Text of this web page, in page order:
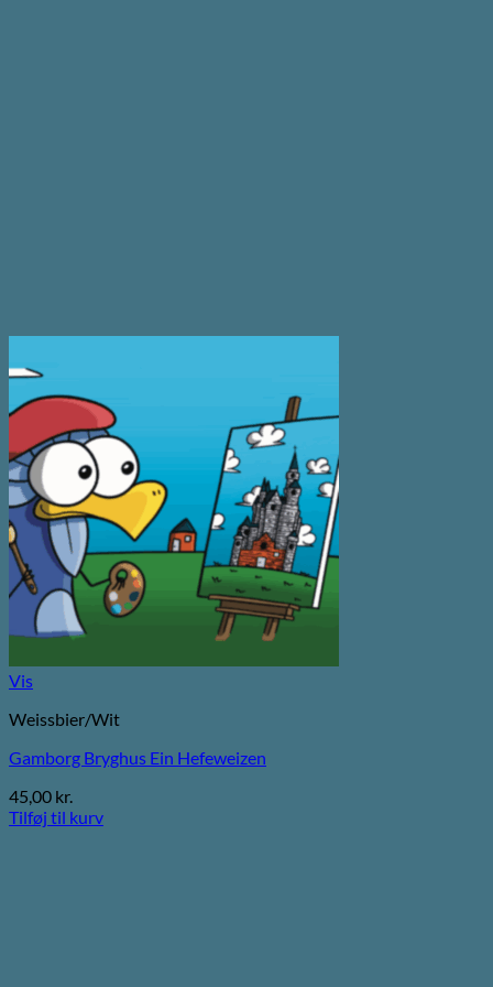
Vis
Weissbier/Wit
Gamborg Bryghus Ein Hefeweizen
45,00 kr.
Tilføj til kurv